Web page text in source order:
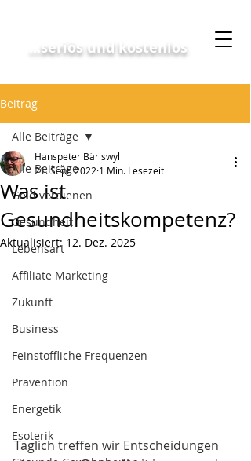
...seriös und kostenlos
Beitrag
Alle Beiträge
Geld verdienen
Gesundheit
Lebensart
Affiliate Marketing
Zukunft
Business
Feinstoffliche Frequenzen
Prävention
Energetik
Esoterik
Alle Beiträge
Was ist
Gesundheitskompetenz?
Hanspeter Bäriswyl
21. Sept. 2022 1 Min. Lesezeit
Aktualisiert: 12. Dez. 2025
Täglich treffen wir Entscheidungen